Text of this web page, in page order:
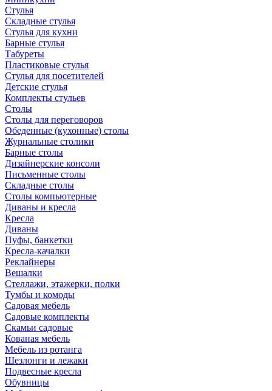
Стулья
Складные стулья
Стулья для кухни
Барные стулья
Табуреты
Пластиковые стулья
Стулья для посетителей
Детские стулья
Комплекты стульев
Столы
Столы для переговоров
Обеденные (кухонные) столы
Журнальные столики
Барные столы
Дизайнерские консоли
Письменные столы
Складные столы
Столы компьютерные
Диваны и кресла
Кресла
Диваны
Пуфы, банкетки
Кресла-качалки
Реклайнеры
Вешалки
Стеллажи, этажерки, полки
Тумбы и комоды
Садовая мебель
Садовые комплекты
Скамьи садовые
Кованая мебель
Мебель из ротанга
Шезлонги и лежаки
Подвесные кресла
Обувницы